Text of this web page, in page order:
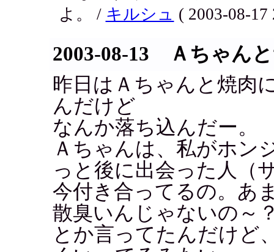
よ。 / キルシュ ( 2003-08-17
2003-08-13 Ａちゃん
昨日はＡちゃんと焼肉
んだけど
なんか落ち込んだー。
Ａちゃんは、私がホン
っと後に出会った人（
今付き合ってるの。あ
散臭いんじゃないの～
とか言ってたんだけど